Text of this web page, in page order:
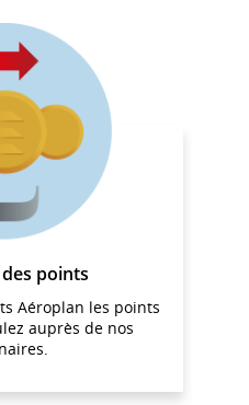
points
Aéroplan les points
auprès de nos